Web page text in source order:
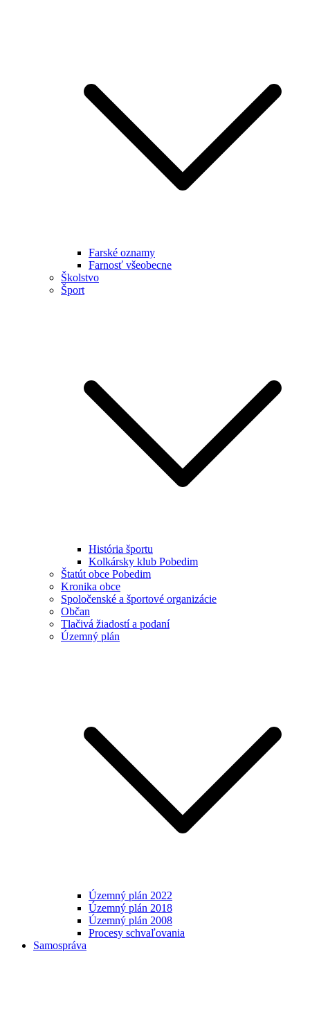
Farské oznamy
Farnosť všeobecne
Školstvo
Šport
História športu
Kolkársky klub Pobedim
Štatút obce Pobedim
Kronika obce
Spoločenské a športové organizácie
Občan
Tlačivá žiadostí a podaní
Územný plán
Územný plán 2022
Územný plán 2018
Územný plán 2008
Procesy schvaľovania
Samospráva